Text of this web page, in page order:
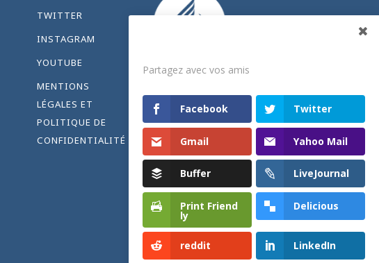
TWITTER
INSTAGRAM
YOUTUBE
MENTIONS
LÉGALES ET
POLITIQUE DE
CONFIDENTIALITÉ
Partagez avec vos amis
Facebook Twitter
Gmail Yahoo Mail
Buffer LiveJournal
Print Friend
ly
Delicious
reddit LinkedIn